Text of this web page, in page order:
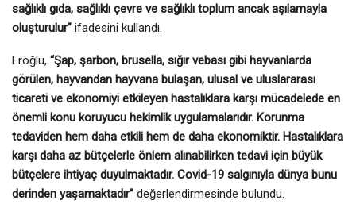
sağlıklı gıda, sağlıklı çevre ve sağlıklı toplum ancak aşılamayla
oluşturulur” ifadesini kullandı.
Eroğlu, “Şap, şarbon, brusella, sığır vebası gibi hayvanlarda
görülen, hayvandan hayvana bulaşan, ulusal ve uluslararası
ticareti ve ekonomiyi etkileyen hastalıklara karşı mücadelede en
önemli konu koruyucu hekimlik uygulamalarıdır. Korunma
tedaviden hem daha etkili hem de daha ekonomiktir. Hastalıklara
karşı daha az bütçelerle önlem alınabilirken tedavi için büyük
bütçelere ihtiyaç duyulmaktadır. Covid-19 salgınıyla dünya bunu
derinden yaşamaktadır” değerlendirmesinde bulundu.